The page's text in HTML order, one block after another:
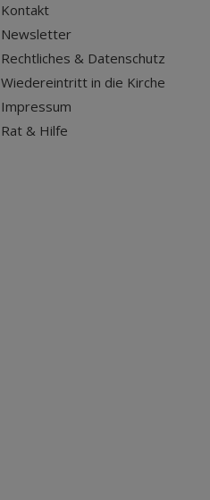
Kontakt
Newsletter
Rechtliches & Datenschutz
Wiedereintritt in die Kirche
Impressum
Rat & Hilfe